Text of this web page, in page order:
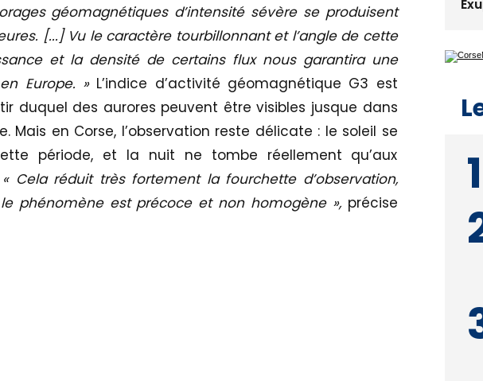
géomagnétiques d’intensité sévère se produisent
[...] Vu le caractère tourbillonnant et l’angle de cette
et la densité de certains flux nous garantira une
Europe. »L’indice d’activité géomagnétique G3 est
duquel des aurores peuvent être visibles jusque dans
Mais en Corse, l’observation reste délicate : le soleil se
période, et la nuit ne tombe réellement qu’aux
Cela réduit très fortement la fourchette d’observation,
phénomène est précoce et non homogène »,précise